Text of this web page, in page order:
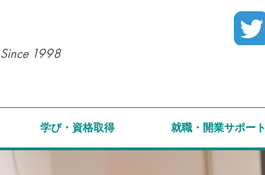
Since 1998
学び・資格取得 就職・開業サポート